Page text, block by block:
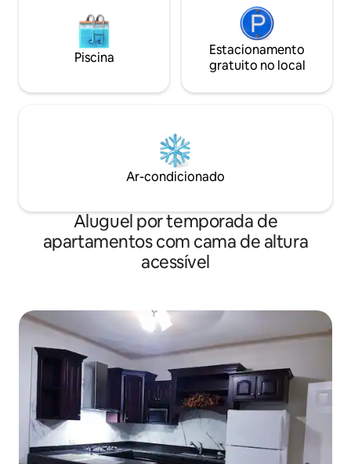
Piscina
Estacionamento
gratuito no local
Ar-condicionado
Aluguel por temporada de
apartamentos com cama de altura
acessível